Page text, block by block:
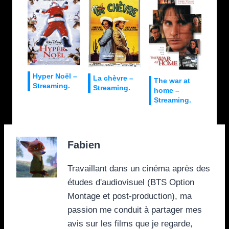
Hyper Noël –
Streaming.
La chèvre –
Streaming.
The war at
home –
Streaming.
Fabien
Travaillant dans un cinéma après des
études d'audiovisuel (BTS Option
Montage et post-production), ma
passion me conduit à partager mes
avis sur les films que je regarde,